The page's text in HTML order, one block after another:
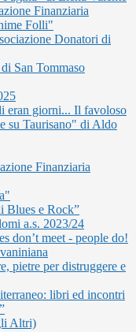
Finanziaria
Folli"
Donatori di
San Tommaso
eran giorni... Il favoloso
su Taurisano" di Aldo
Finanziaria
Blues e Rock”
a.s. 2023/24
don’t meet - people do!
pietre per distruggere e
libri ed incontri
Altri)